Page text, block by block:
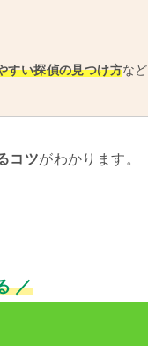
すい探偵の見つけ方など
コツがわかります。
／